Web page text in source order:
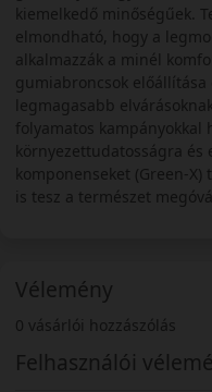
kiemelkedő minőségűek.
elmondható, hogy a
alkalmazzák a minél
gumiabroncsok
legmagasabb
folyamatos kampányokkal
környezettudatosságra és
komponenseket (Green-
is tesz a természet
Vélemény
0 vásárlói hozzászólás
Felhasználói